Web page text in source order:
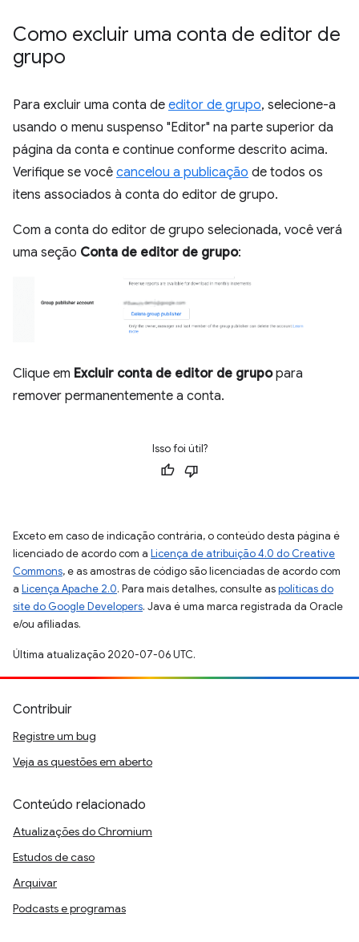
Como excluir uma conta de editor de
grupo
Para excluir uma conta de editor de grupo, selecione-a
usando o menu suspenso "Editor" na parte superior da
página da conta e continue conforme descrito acima.
Verifique se você cancelou a publicação de todos os
itens associados à conta do editor de grupo.
Com a conta do editor de grupo selecionada, você verá
uma seção Conta de editor de grupo:
Clique em Excluir conta de editor de grupopara
remover permanentemente a conta.
Isso foi útil?
Exceto em caso de indicação contrária, o conteúdo desta página é
licenciado de acordo com a Licença de atribuição 4.0 do Creative
Commons, e as amostras de código são licenciadas de acordo com
a Licença Apache 2.0. Para mais detalhes, consulte aspolíticas do
site do Google Developers. Java é uma marca registrada da Oracle
e/ou afiliadas.
Última atualização 2020-07-06 UTC.
Contribuir
Registre um bug
Veja as questões em aberto
Conteúdo relacionado
Atualizações do Chromium
Estudos de caso
Arquivar
Podcasts e programas